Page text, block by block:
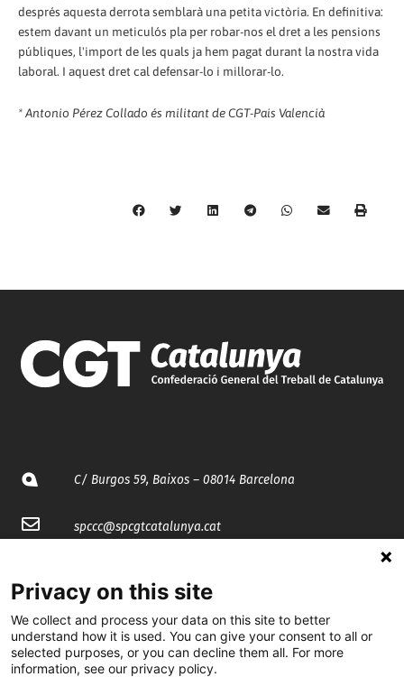
després aquesta derrota semblarà una petita victòria. En definitiva:
estem davant un meticulós pla per robar-nos el dret a les pensions
públiques, l'import de les quals ja hem pagat durant la nostra vida
laboral. I aquest dret cal defensar-lo i millorar-lo.
* Antonio Pérez Collado és militant de CGT-Pais Valencià
C/ Burgos 59, Baixos – 08014 Barcelona
spccc@spcgtcatalunya.cat
@CGTCatalunya
cgtcatalunya
Privacy on this site
We collect and process your data on this site to better
understand how it is used. You can give your consent to all or
selected purposes, or you can decline them all. For more
information, see our privacy policy.